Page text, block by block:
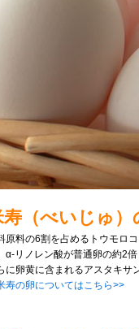
寿（べいじゅ）
原料の6割を占めるトウモロ
α‐リノレン酸が普通卵の約2
に卵黄に含まれるアスタキサ
寿の卵についてはこちら>>